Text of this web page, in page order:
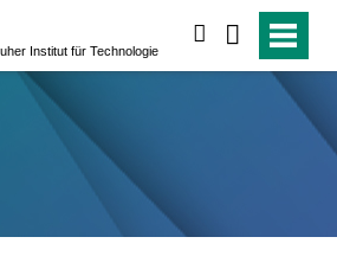
Institut für Technologie